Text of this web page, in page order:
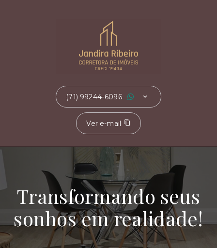
Ver e-mail
(71) 99244-6096
Transformando seus
sonhos em realidade!